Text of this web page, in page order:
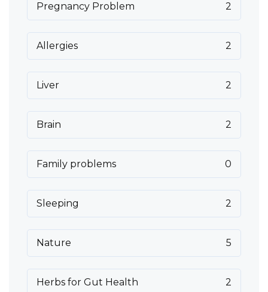
Pregnancy Problem 2
Allergies 2
Liver 2
Brain 2
Family problems 0
Sleeping 2
Nature 5
Herbs for Gut Health 2